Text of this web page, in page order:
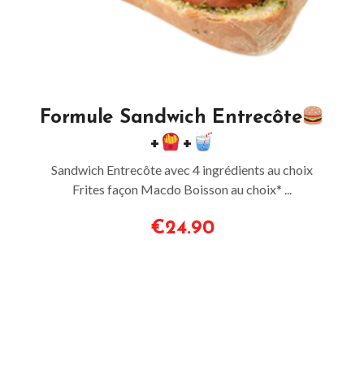
Formule Sandwich Entrecôte
+
+
Sandwich Entrecôte avec 4 ingrédients au choix
Frites façon Macdo Boisson au choix* ...
€24.90